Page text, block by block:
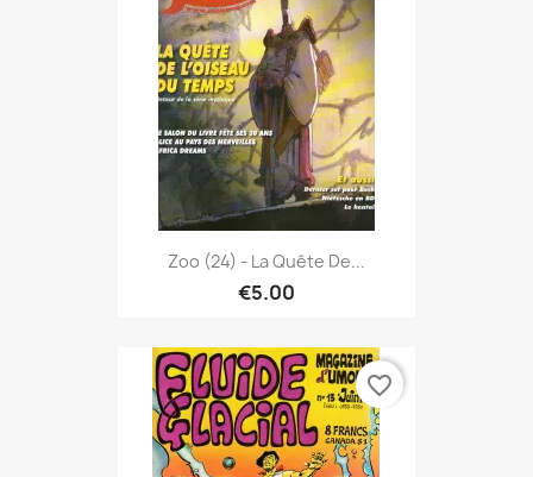
Zoo (24) - La Quête De...
€5.00
favorite_border